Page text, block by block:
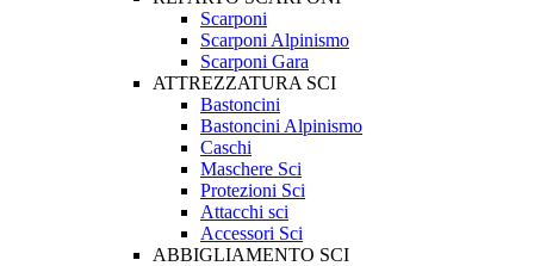
Scarponi
Scarponi Alpinismo
Scarponi Gara
ATTREZZATURA SCI
Bastoncini
Bastoncini Alpinismo
Caschi
Maschere Sci
Protezioni Sci
Attacchi sci
Accessori Sci
ABBIGLIAMENTO SCI